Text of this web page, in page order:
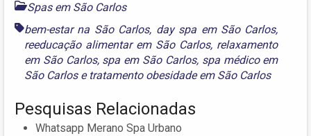
Spas em São Carlos
bem-estar na São Carlos, day spa em São Carlos,
reeducação alimentar em São Carlos, relaxamento
em São Carlos, spa em São Carlos, spa médico em
São Carlose tratamento obesidade em São Carlos
Pesquisas Relacionadas
Whatsapp Merano Spa Urbano